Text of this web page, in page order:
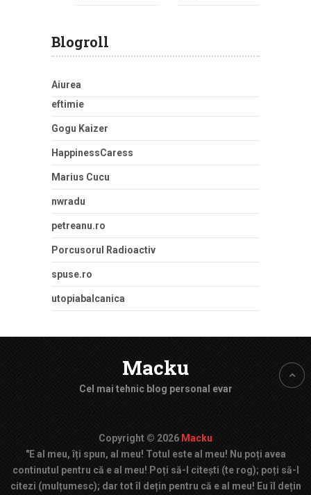
Blogroll
Aiurea
eftimie
Gogu Kaizer
HappinessCaress
Marius Cucu
nwradu
petreanu.ro
Porcusorul Radioactiv
spuse.ro
utopiabalcanica
Macku
Cel mai tehnic blog personal evar
Copyright © 2026 Macku
"E al meu, îți spun, al meu! Totul este al meu! Nu poți avea
continutul pentru că e al meu! Poți să-l citești (te rog); poți să-l
citezi (mulțumesc); dar tot îl dețin pentru că e al meu! Eu îl dețin